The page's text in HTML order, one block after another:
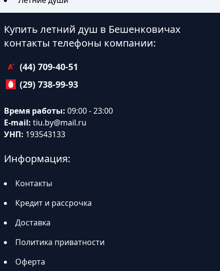
Купить летний душ в Бешенковичах
контакты телефоны компании:
(44) 709-40-51
(29) 738-99-93
Время работы: 09:00 - 23:00
E-mail: tiu.by@mail.ru
УНП: 193543133
Информация:
Контакты
Кредит и рассрочка
Доставка
Политика приватности
Оферта